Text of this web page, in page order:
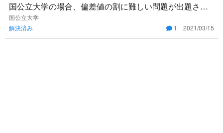
国公立大学の場合、偏差値の割に難しい問題が出題され
たり、といったことが多い気がします。偏差値は参考に
しすぎない方が良いの
国公立大学
解決済み
1 2021/03/15